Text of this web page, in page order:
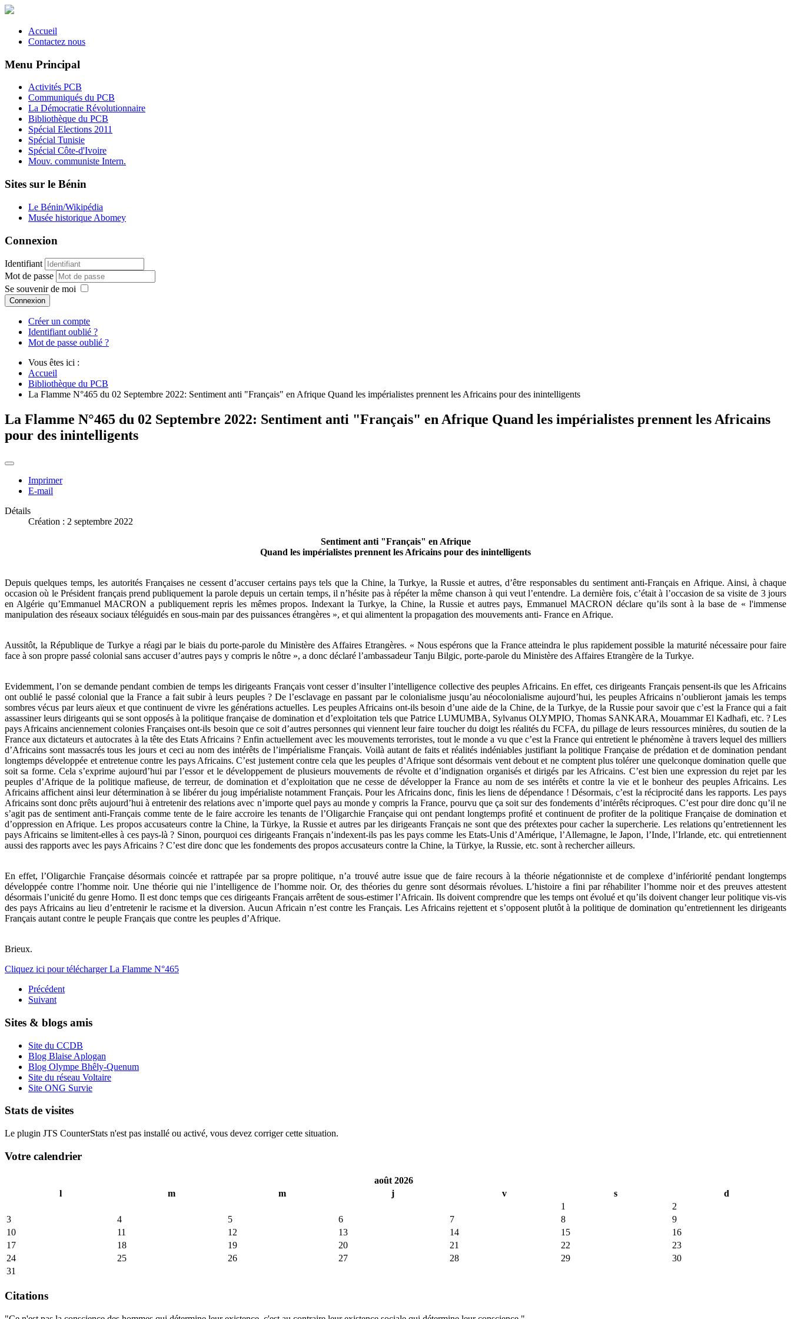
Accueil
Contactez nous
Menu Principal
Activités PCB
Communiqués du PCB
La Démocratie Révolutionnaire
Bibliothèque du PCB
Spécial Elections 2011
Spécial Tunisie
Spécial Côte-d'Ivoire
Mouv. communiste Intern.
Sites sur le Bénin
Le Bénin/Wikipédia
Musée historique Abomey
Connexion
Identifiant
Mot de passe
Se souvenir de moi
Connexion
Créer un compte
Identifiant oublié ?
Mot de passe oublié ?
Vous êtes ici :
Accueil
Bibliothèque du PCB
La Flamme N°465 du 02 Septembre 2022: Sentiment anti "Français" en Afrique Quand les impérialistes prennent les Africains pour des inintelligents
La Flamme N°465 du 02 Septembre 2022: Sentiment anti "Français" en Afrique Quand les impérialistes prennent les Africains
pour des inintelligents
Imprimer
E-mail
Détails
Création : 2 septembre 2022
Sentiment anti "Français" en Afrique
Quand les impérialistes prennent les Africains pour des inintelligents
Depuis quelques temps, les autorités Françaises ne cessent d’accuser certains pays tels que la Chine, la Turkye, la Russie et autres, d’être responsables du sentiment anti-Français en Afrique. Ainsi, à chaque
occasion où le Président français prend publiquement la parole depuis un certain temps, il n’hésite pas à répéter la même chanson à qui veut l’entendre. La dernière fois, c’était à l’occasion de sa visite de 3 jours
en Algérie qu’Emmanuel MACRON a publiquement repris les mêmes propos. Indexant la Turkye, la Chine, la Russie et autres pays, Emmanuel MACRON déclare qu’ils sont à la base de « l'immense
manipulation des réseaux sociaux téléguidés en sous-main par des puissances étrangères », et qui alimentent la propagation des mouvements anti- France en Afrique.
Aussitôt, la République de Turkye a réagi par le biais du porte-parole du Ministère des Affaires Etrangères. « Nous espérons que la France atteindra le plus rapidement possible la maturité nécessaire pour faire
face à son propre passé colonial sans accuser d’autres pays y compris le nôtre », a donc déclaré l’ambassadeur Tanju Bilgic, porte-parole du Ministère des Affaires Etrangère de la Turkye.
Evidemment, l’on se demande pendant combien de temps les dirigeants Français vont cesser d’insulter l’intelligence collective des peuples Africains. En effet, ces dirigeants Français pensent-ils que les Africains
ont oublié le passé colonial que la France a fait subir à leurs peuples ? De l’esclavage en passant par le colonialisme jusqu’au néocolonialisme aujourd’hui, les peuples Africains n’oublieront jamais les temps
sombres vécus par leurs aïeux et que continuent de vivre les générations actuelles. Les peuples Africains ont-ils besoin d’une aide de la Chine, de la Turkye, de la Russie pour savoir que c’est la France qui a fait
assassiner leurs dirigeants qui se sont opposés à la politique française de domination et d’exploitation tels que Patrice LUMUMBA, Sylvanus OLYMPIO, Thomas SANKARA, Mouammar El Kadhafi, etc. ? Les
pays Africains anciennement colonies Françaises ont-ils besoin que ce soit d’autres personnes qui viennent leur faire toucher du doigt les réalités du FCFA, du pillage de leurs ressources minières, du soutien de la
France aux dictateurs et autocrates à la tête des Etats Africains ? Enfin actuellement avec les mouvements terroristes, tout le monde a vu que c’est la France qui entretient le phénomène à travers lequel des milliers
d’Africains sont massacrés tous les jours et ceci au nom des intérêts de l’impérialisme Français. Voilà autant de faits et réalités indéniables justifiant la politique Française de prédation et de domination pendant
longtemps développée et entretenue contre les pays Africains. C’est justement contre cela que les peuples d’Afrique sont désormais vent debout et ne comptent plus tolérer une quelconque domination quelle que
soit sa forme. Cela s’exprime aujourd’hui par l’essor et le développement de plusieurs mouvements de révolte et d’indignation organisés et dirigés par les Africains. C’est bien une expression du rejet par les
peuples d’Afrique de la politique mafieuse, de terreur, de domination et d’exploitation que ne cesse de développer la France au nom de ses intérêts et contre la vie et le bonheur des peuples Africains. Les
Africains affichent ainsi leur détermination à se libérer du joug impérialiste notamment Français. Pour les Africains donc, finis les liens de dépendance ! Désormais, c’est la réciprocité dans les rapports. Les pays
Africains sont donc prêts aujourd’hui à entretenir des relations avec n’importe quel pays au monde y compris la France, pourvu que ça soit sur des fondements d’intérêts réciproques. C’est pour dire donc qu’il ne
s’agit pas de sentiment anti-Français comme tente de le faire accroire les tenants de l’Oligarchie Française qui ont pendant longtemps profité et continuent de profiter de la politique Française de domination et
d’oppression en Afrique. Les propos accusateurs contre la Chine, la Türkye, la Russie et autres par les dirigeants Français ne sont que des prétextes pour cacher la supercherie. Les relations qu’entretiennent les
pays Africains se limitent-elles à ces pays-là ? Sinon, pourquoi ces dirigeants Français n’indexent-ils pas les pays comme les Etats-Unis d’Amérique, l’Allemagne, le Japon, l’Inde, l’Irlande, etc. qui entretiennent
aussi des rapports avec les pays Africains ? C’est dire donc que les fondements des propos accusateurs contre la Chine, la Türkye, la Russie, etc. sont à rechercher ailleurs.
En effet, l’Oligarchie Française désormais coincée et rattrapée par sa propre politique, n’a trouvé autre issue que de faire recours à la théorie négationniste et de complexe d’infériorité pendant longtemps
développée contre l’homme noir. Une théorie qui nie l’intelligence de l’homme noir. Or, des théories du genre sont désormais révolues. L’histoire a fini par réhabiliter l’homme noir et des preuves attestent
désormais l’unicité du genre Homo. Il est donc temps que ces dirigeants Français arrêtent de sous-estimer l’Africain. Ils doivent comprendre que les temps ont évolué et qu’ils doivent changer leur politique vis-vis
des pays Africains au lieu d’entretenir le racisme et la diversion. Aucun Africain n’est contre les Français. Les Africains rejettent et s’opposent plutôt à la politique de domination qu’entretiennent les dirigeants
Français autant contre le peuple Français que contre les peuples d’Afrique.
Brieux.
Cliquez ici pour télécharger La Flamme N°465
Précédent
Suivant
Sites & blogs amis
Site du CCDB
Blog Blaise Aplogan
Blog Olympe Bhêly-Quenum
Site du réseau Voltaire
Site ONG Survie
Stats de visites
Le plugin JTS CounterStats n'est pas installé ou activé, vous devez corriger cette situation.
Votre calendrier
août 2026
l
m m j v s
d
1
2
3
4 5 6 7 8
9
10
11 12 13 14 15
16
17
18 19 20 21 22
23
24
25 26 27 28 29
30
31
Citations